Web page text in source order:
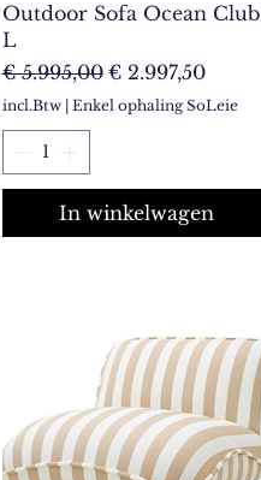
Outdoor Sofa Ocean Club
L
Normale prijs
€ 5.995,00 Verkoopprijs
€ 2.997,50
incl.Btw | Enkel ophaling SoLeie
In winkelwagen